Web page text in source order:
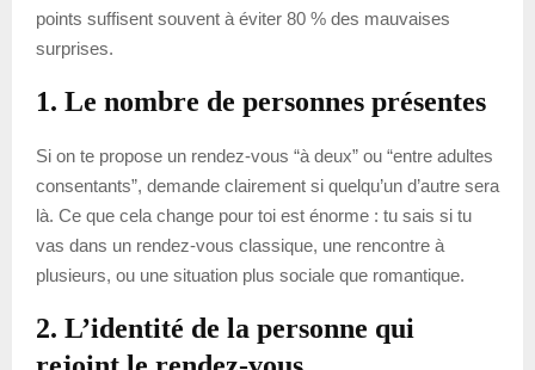
points suffisent souvent à éviter 80 % des mauvaises
surprises.
1. Le nombre de personnes présentes
Si on te propose un rendez-vous “à deux” ou “entre adultes
consentants”, demande clairement si quelqu’un d’autre sera
là. Ce que cela change pour toi est énorme : tu sais si tu
vas dans un rendez-vous classique, une rencontre à
plusieurs, ou une situation plus sociale que romantique.
2. L’identité de la personne qui